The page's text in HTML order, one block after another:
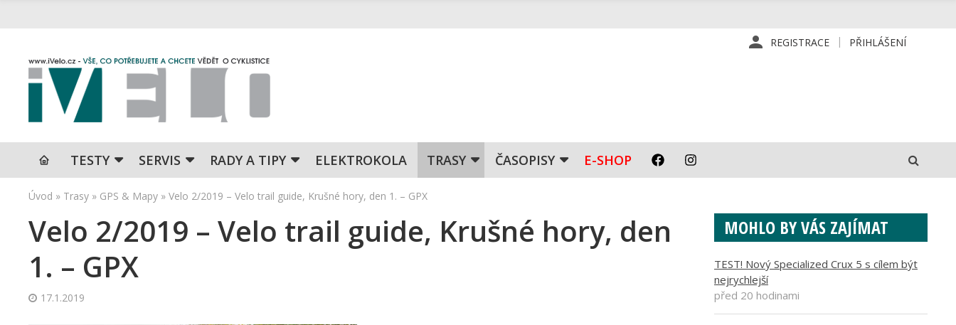
REGISTRACE PŘIHLÁŠENÍ
TESTY SERVIS RADY A TIPY ELEKTROKOLA TRASY ČASOPISY E-SHOP
Úvod » Trasy » GPS & Mapy » Velo 2/2019 – Velo trail guide, Krušné hory, den 1. – GPX
Velo 2/2019 – Velo trail guide, Krušné hory, den
1. – GPX
17.1.2019
MOHLO BY VÁS ZAJÍMAT
TEST! Nový Specialized Crux 5 s cílem být
nejrychlejší
před 20 hodinami